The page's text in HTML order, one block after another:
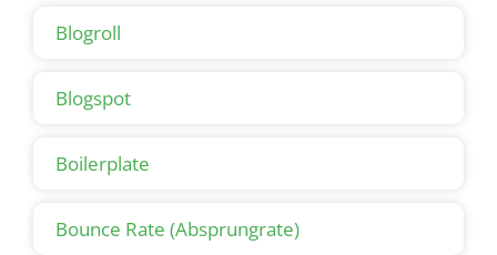
Blogroll
Blogspot
Boilerplate
Bounce Rate (Absprungrate)